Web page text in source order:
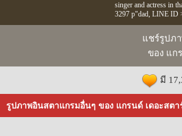
singer and actress in
3297 p"dad, LINE ID
แชร์รูปภ
ของ แก
มี
รูปภาพอินสตาแกรมอื่นๆ ของ แกรนด์ เดอะสตา